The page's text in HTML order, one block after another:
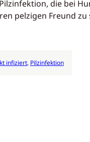
die bei
pelzigen Freund
infiziert, Pilzinfektion